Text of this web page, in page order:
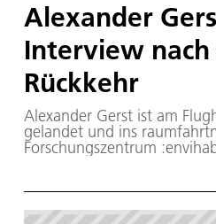
Alexander
Interview nach
Rückkehr
Alexander Gerst ist am
gelandet und ins
Forschungszentrum
sein erstes, ausführliches